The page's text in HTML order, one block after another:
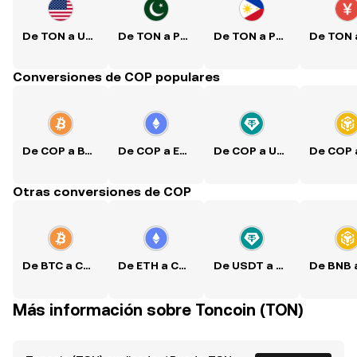
De TON a USD De TON a PKR De TON a PHP
Conversiones de COP populares
De COP a BTC De COP a ETH De COP a USDT
Otras conversiones de COP
De BTC a COP De ETH a COP De USDT a COP
Más información sobre Toncoin (TON)